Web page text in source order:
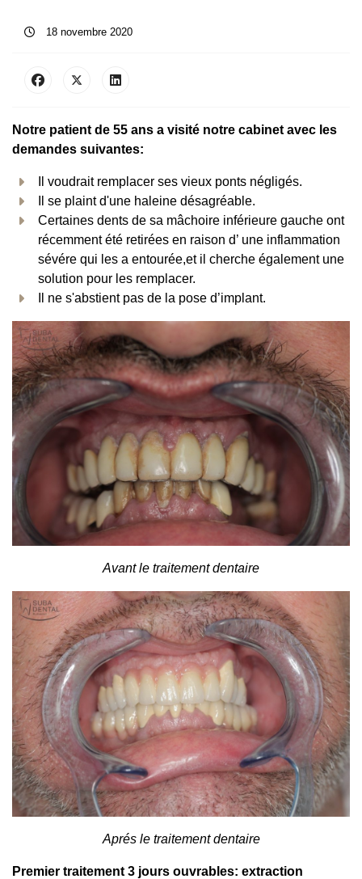
18 novembre 2020
Notre patient de 55 ans a visité notre cabinet avec les
demandes suivantes:
Il voudrait remplacer ses vieux ponts négligés.
Il se plaint d'une haleine désagréable.
Certaines dents de sa mâchoire inférieure gauche ont
récemment été retirées en raison d’ une inflammation
sévére qui les a entourée,et il cherche également une
solution pour les remplacer.
Il ne s'abstient pas de la pose d’implant.
Avant le traitement dentaire
Aprés le traitement dentaire
Premier traitement 3 jours ouvrables: extraction